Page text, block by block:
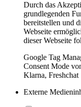
Durch das
grundlegenden
bereitstellen und
Webseite
dieser Webseite
Google Tag
Consent Mode
Klarna, Freshchat
Externe